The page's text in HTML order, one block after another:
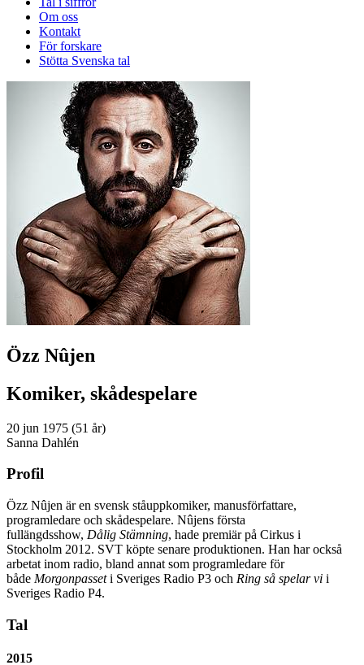
Om oss
Kontakt
För forskare
Stötta Svenska tal
Özz Nûjen
Komiker, skådespelare
20 jun 1975 (51 år)
Sanna Dahlén
Profil
Özz Nûjen är en svensk ståuppkomiker, manusförfattare,
programledare och skådespelare. Nûjens första
fullängdsshow, Dålig Stämning, hade premiär på Cirkus i
Stockholm 2012. SVT köpte senare produktionen. Han har också
arbetat inom radio, bland annat som programledare för
både Morgonpasseti Sveriges Radio P3 och Ring så spelar vi i
Sveriges Radio P4.
Tal
2015